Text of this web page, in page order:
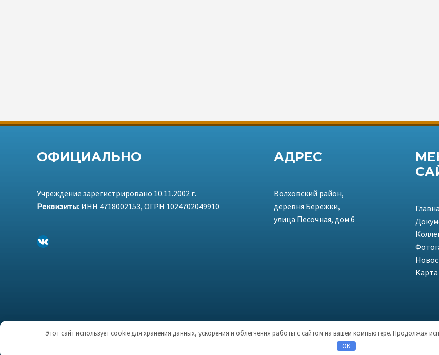
ОФИЦИАЛЬНО
Учреждение зарегистрировано 10.11.2002 г.
Реквизиты: ИНН 4718002153, ОГРН 1024702049910
ВКонтакте
АДРЕС
Волховский район,
деревня Бережки,
улица Песочная, дом 6
Карта
Этот сайт использует cookie для хранения данных, ускорения и облегчения работы с сайтом на вашем компьютере. Продолжая
OK